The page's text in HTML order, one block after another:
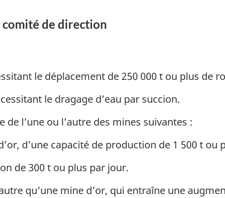
d’évaluation,
les
projets
de
développement
au
comité
de
direction
les
projets
développement
au
direction
comité de direction
le déplacement de 250 000 t ou plus de
le dragage d’eau par succion.
l’une ou l’autre des mines suivantes :
d’une capacité de production de 1 500 t ou
de 300 t ou plus par jour.
qu’une mine d’or, qui entraîne une